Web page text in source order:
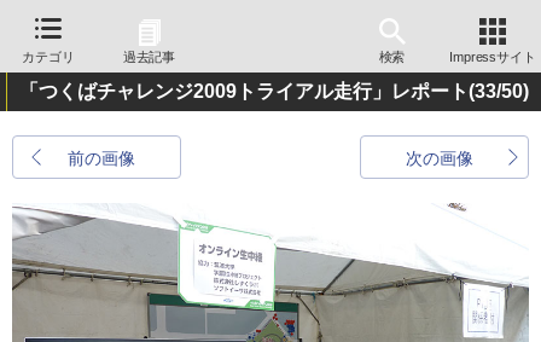
カテゴリ 過去記事 検索 Impressサイト
「つくばチャレンジ2009トライアル走行」レポート(33/50)
前の画像 次の画像